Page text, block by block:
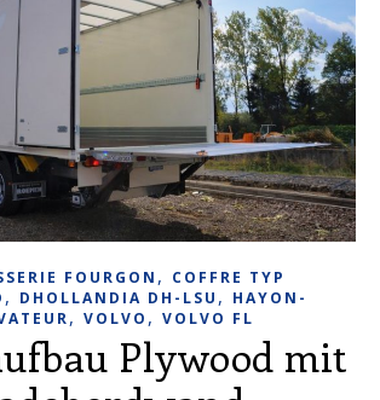
FOURGON , COFFRE TYP
, DHOLLANDIA DH-LSU , HAYON-
, VOLVO , VOLVO FL
Plywood mit